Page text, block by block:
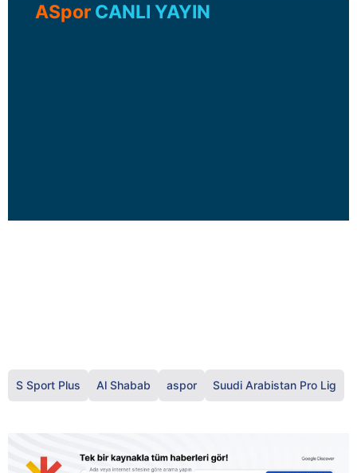
ASpor CANLI YAYIN
S Sport Plus Al Shabab aspor Suudi Arabistan Pro Lig